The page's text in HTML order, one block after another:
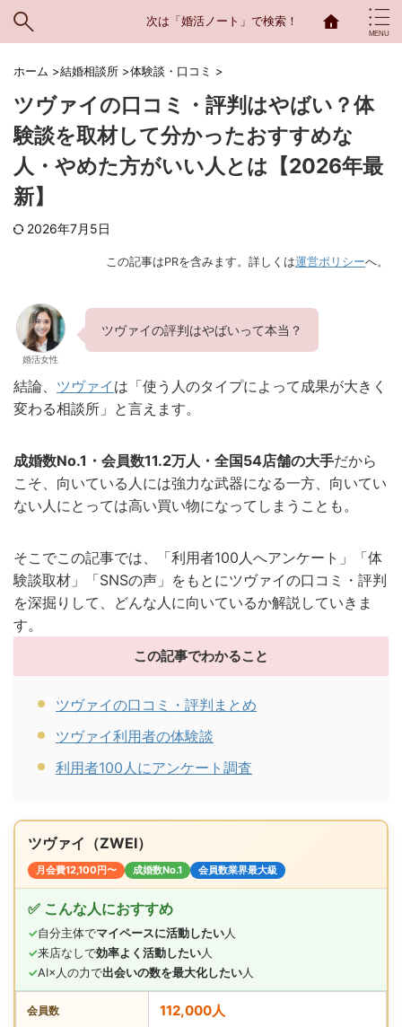
次は「婚活ノート」で検索！
ホーム >結婚相談所 >体験談・口コミ >
ツヴァイの口コミ・評判はやばい？体
験談を取材して分かったおすすめな
人・やめた方がいい人とは【2026年最
新】
2026年7月5日
この記事はPRを含みます。詳しくは運営ポリシーへ。
婚活女性
ツヴァイの評判はやばいって本当？
結論、 ツヴァイ は「使う人のタイプによって成果が大きく
変わる相談所」と言えます。
成婚数No.1・会員数11.2万人・全国54店舗の大手だから
こそ、向いている人には強力な武器になる一方、向いてい
ない人にとっては高い買い物になってしまうことも。
そこでこの記事では、「利用者100人へアンケート」「体
験談取材」「SNSの声」をもとにツヴァイの口コミ・評判
を深掘りして、どんな人に向いているか解説していきま
す。
この記事でわかること
ツヴァイの口コミ・評判まとめ
ツヴァイ利用者の体験談
利用者100人にアンケート調査
ツヴァイ（ZWEI）
月会費12,100円〜 成婚数No.1 会員数業界最大級
✅ こんな人におすすめ
✓自分主体でマイペースに活動したい人
✓来店なしで効率よく活動したい人
✓AI×人の力で出会いの数を最大化したい人
会員数 112,000人